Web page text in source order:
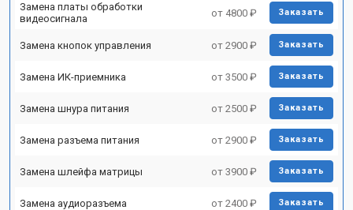
Замена платы обработки
видеосигнала
от 4800 ₽ Заказать
Замена кнопок управления от 2900 ₽ Заказать
Замена ИК-приемника от 3500 ₽ Заказать
Замена шнура питания от 2500 ₽ Заказать
Замена разъема питания от 2900 ₽ Заказать
Замена шлейфа матрицы от 3900 ₽ Заказать
Замена аудиоразъема от 2400 ₽ Заказать